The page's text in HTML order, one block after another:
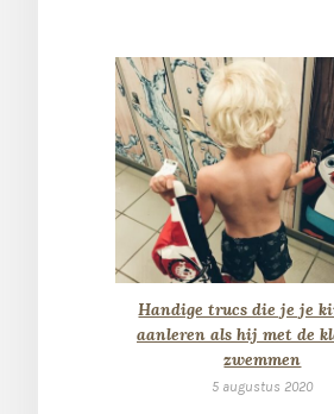
Handige trucs die je je
aanleren als hij met de
zwemmen
5 augustus 2020